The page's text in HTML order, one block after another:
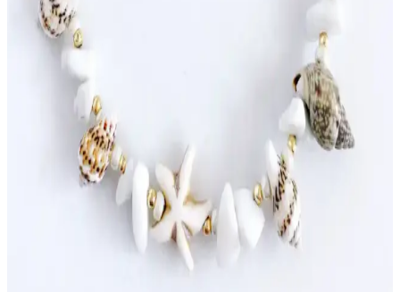
Şık Tasarım Halhal Setleri: Modern Zarafetin
Simgesi ve Kullanım İpuçları
Günümüzde popüler olan şık halhal setleri, estetik ve
fonksiyonelliğiyle günlük ve özel günlerde tercih edilen zarif
aksesuarlar sunar.
Halhal Modelleri ve Stil İpuçları: Gelenekselden
Moderne Bir Takı Yolculuğu
Geleneksel ve modern halhal modelleri, taşlar ve motiflerle stilinizi
zenginleştirir. Günlük ve özel günler için uygun seçenekler sunar,
kıyafet uyumu ve tarzınıza uygun modellerle şıklık yakalayın.
Kadınlar İçin Turkuaz Boncuklu Halhal: Geleneksel